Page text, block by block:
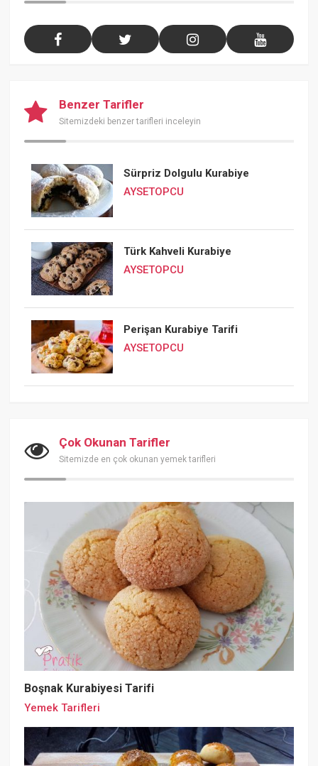
Benzer Tarifler
Sitemizdeki benzer tarifleri inceleyin
Sürpriz Dolgulu Kurabiye
AYSETOPCU
Türk Kahveli Kurabiye
AYSETOPCU
Perişan Kurabiye Tarifi
AYSETOPCU
Çok Okunan Tarifler
Sitemizde en çok okunan yemek tarifleri
Boşnak Kurabiyesi Tarifi
Yemek Tarifleri